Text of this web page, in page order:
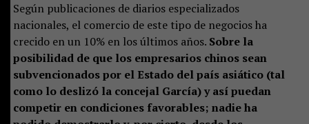
Según publicaciones de diarios especializados
nacionales, el comercio de este tipo de negocios ha
crecido en un 10% en los últimos años. Sobre la
posibilidad de que los empresarios chinos sean
subvencionados por el Estado del país asiático (tal
como lo deslizó la concejal García) y así puedan
competir en condiciones favorables; nadie ha